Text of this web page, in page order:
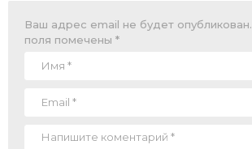
Ваш адрес email не будет опубликован.
поля помечены *